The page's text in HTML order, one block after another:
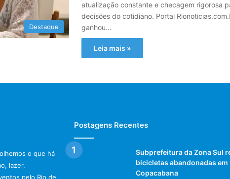
Destaque
atualização constante e checagem rigorosa
decisões do cotidiano. Portal
ganhou…
Leia mais »
o que há
lazer,
pelo Rio de
Postagens Recentes
Subprefeitura da Zona Sul
bicicletas abandonadas em
Copacabana